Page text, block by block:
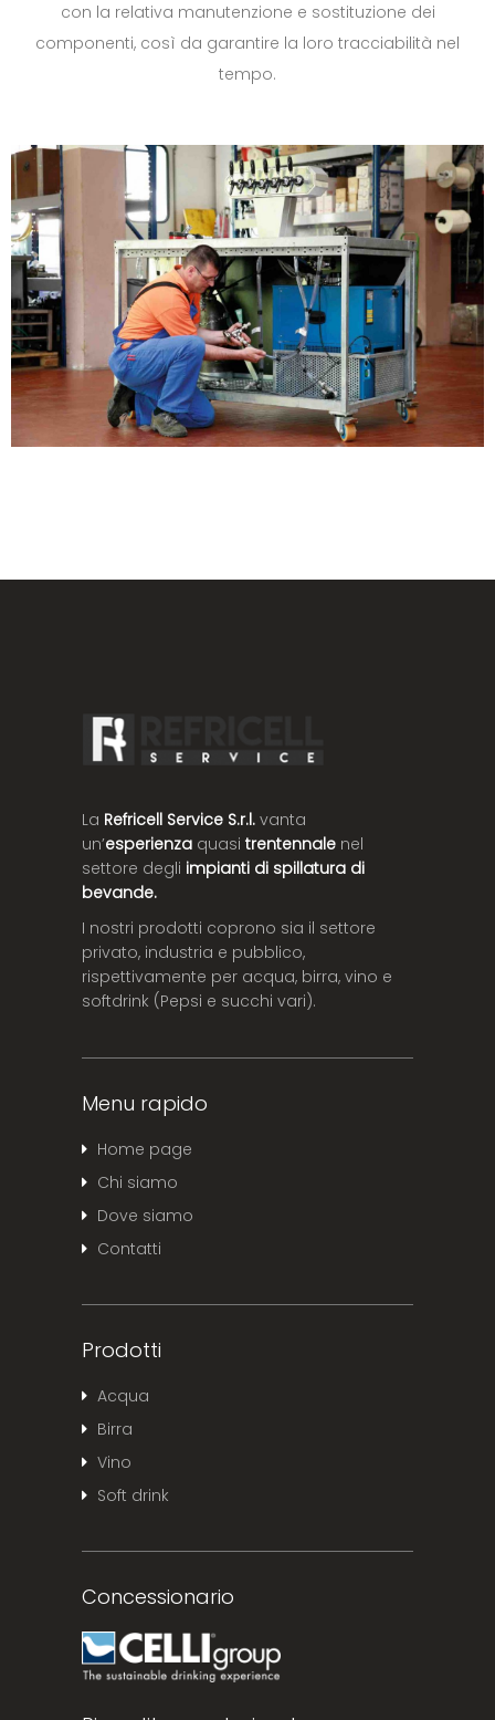
con la relativa manutenzione e sostituzione dei
componenti, così da garantire la loro tracciabilità nel
tempo.
La Refricell Service S.r.l. vanta
un’esperienza quasitrentennale nel
settore degli impianti di spillatura di
bevande.
I nostri prodotti coprono sia il settore
privato, industria e pubblico,
rispettivamente per acqua, birra, vino e
softdrink (Pepsi e succhi vari).
Menu rapido
Home page
Chi siamo
Dove siamo
Contatti
Prodotti
Acqua
Birra
Vino
Soft drink
Concessionario